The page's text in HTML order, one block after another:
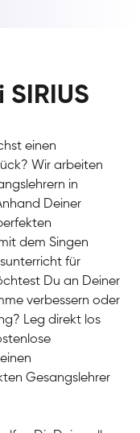
einen
Wir arbeiten
in
Deiner
dem Singen
für
Du an Deiner
verbessern oder
Leg direkt los
Gesangslehrer